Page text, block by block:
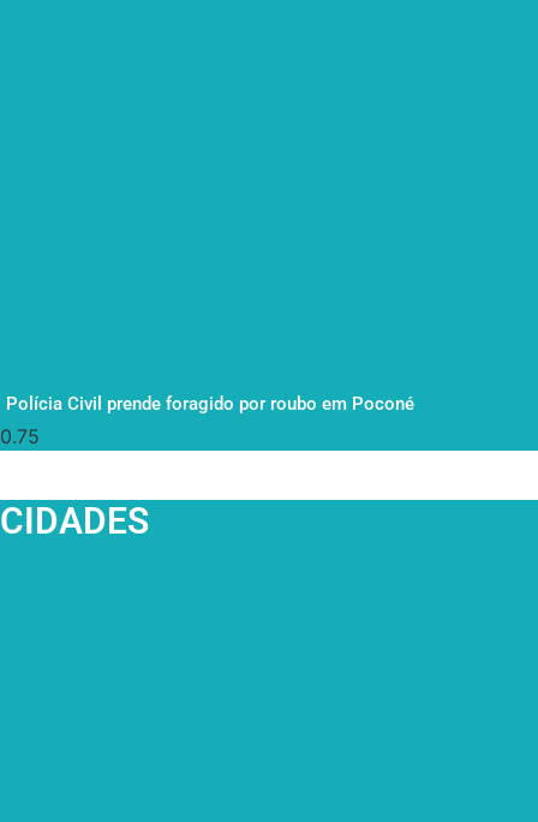
Polícia Civil prende foragido por roubo em Poconé
CIDADES